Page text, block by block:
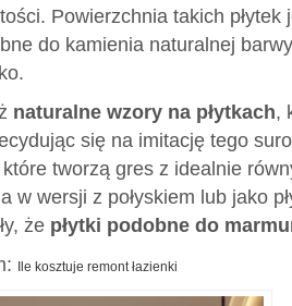
Powierzchnia takich płytek
do kamienia naturalnej
naturalne wzory na płytkach,
się na imitację tego
które tworzą gres z idealnie
w wersji z połyskiem lub jako
że płytki podobne do
Ile kosztuje remont łazienki